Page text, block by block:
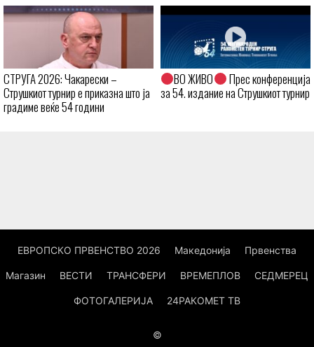
СТРУГА 2026: Чакарески –
Струшкиот турнир е приказна што ја
градиме веќе 54 години
ВО ЖИВО
Прес конференција
за 54. издание на Струшкиот турнир
ЕВРОПСКО ПРВЕНСТВО 2026 Македонија Првенства
Магазин ВЕСТИ ТРАНСФЕРИ ВРЕМЕПЛОВ СЕДМЕРЕЦ
ФОТОГАЛЕРИЈА 24РАКОМЕТ ТВ
©